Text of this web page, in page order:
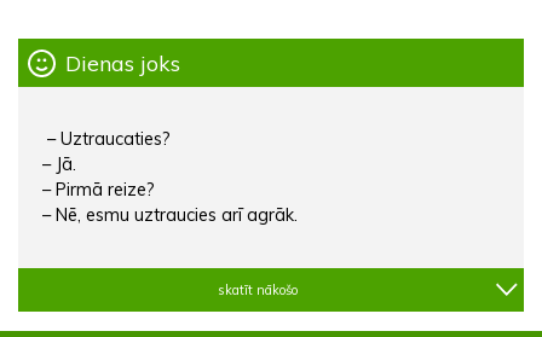
Dienas joks
– Uztraucaties?
– Jā.
– Pirmā reize?
– Nē, esmu uztraucies arī agrāk.
skatīt nākošo